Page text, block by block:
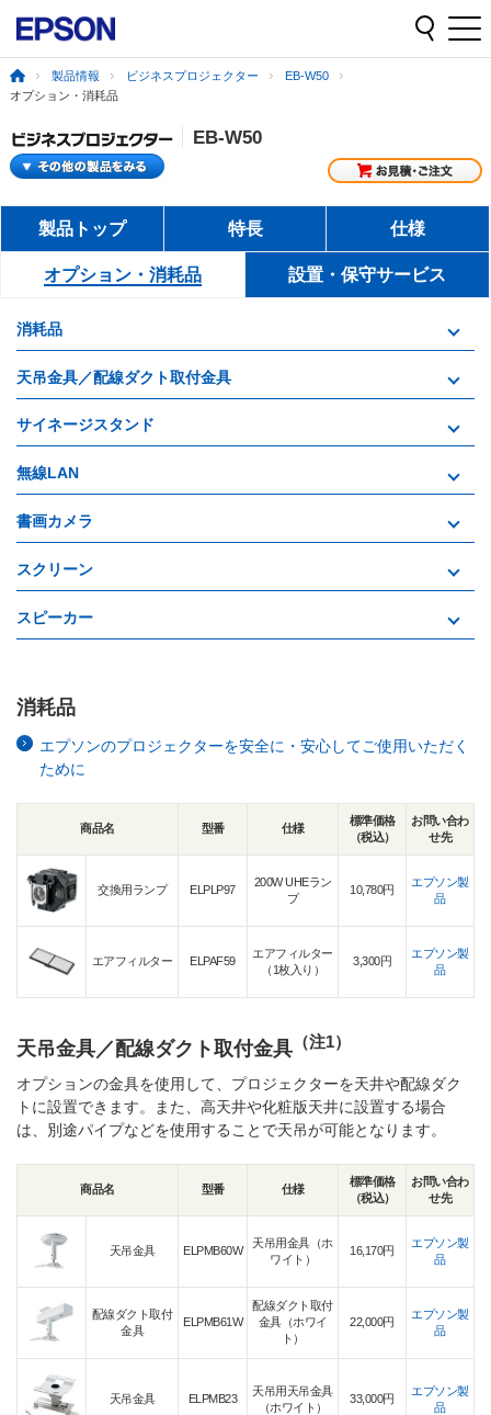
製品情報 ビジネスプロジェクター
EB-W50
オプション・消耗品
EB-W50
製品トップ 特長 仕様
オプション・消耗品 設置・保守サービス
消耗品
天吊金具／配線ダクト取付金具
サイネージスタンド
無線LAN
書画カメラ
スクリーン
スピーカー
消耗品
エプソンのプロジェクターを安全に・安心してご使用いただく
ために
商品名 型番 仕様
標準価格
（税込）
お問い合わ
せ先
交換用ランプ ELPLP97
200W UHEラン
プ
10,780円
エプソン製
品
エアフィルター ELPAF59
エアフィルター
（1枚入り）
3,300円
エプソン製
品
天吊金具／配線ダクト取付金具 （注1）
オプションの金具を使用して、プロジェクターを天井や配線ダク
トに設置できます。また、高天井や化粧版天井に設置する場合
は、別途パイプなどを使用することで天吊が可能となります。
商品名 型番 仕様
標準価格
（税込）
お問い合わ
せ先
天吊金具 ELPMB60W
天吊用金具（ホ
ワイト）
16,170円
エプソン製
品
配線ダクト取付
金具
ELPMB61W
配線ダクト取付
金具（ホワイ
ト）
22,000円
エプソン製
品
天吊金具 ELPMB23
天吊用天吊金具
（ホワイト）
33,000円
エプソン製
品